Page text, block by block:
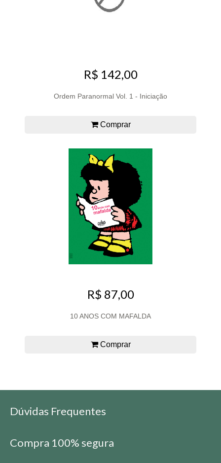
R$ 142,00
Ordem Paranormal Vol. 1 - Iniciação
Comprar
R$ 87,00
10 ANOS COM MAFALDA
Comprar
Dúvidas Frequentes
Compra 100% segura